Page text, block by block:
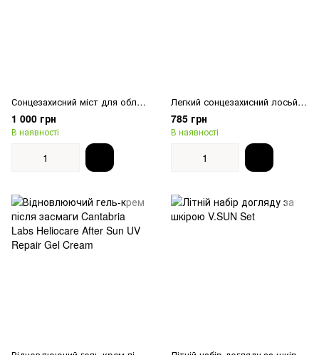
Сонцезахисний міст для обличчя, тіла та волосся BABE Laboratorios Protective Mist SPF 50
1 000 грн
В наявності
Легкий сонцезахисний лосьйон для обличчя та тіла з вітаміном Е Tocobo Vita Soft Daily Sun Lotion
785 грн
В наявності